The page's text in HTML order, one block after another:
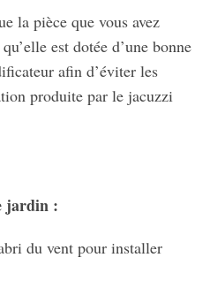
la pièce que vous avez
est dotée d’une bonne
afin d’éviter les
produite par le jacuzzi
jardin :
du vent pour installer